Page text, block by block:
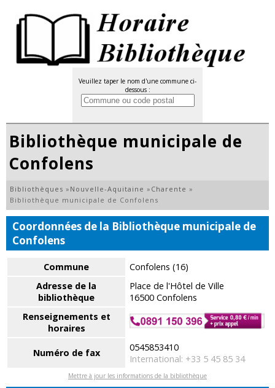
Veuillez taper le nom d'une commune ci-
dessous :
Bibliothèque municipale de
Confolens
Bibliothèques » Nouvelle-Aquitaine » Charente »
Bibliothèque municipale de Confolens
Coordonnées de la Bibliothèque municipale de
Confolens
Commune
Confolens (16)
Adresse de la
bibliothèque
Place de l'Hôtel de Ville
16500 Confolens
Renseignements et
horaires
Numéro de fax
0545853410
International: +33 5 45 85 34
Mettre à jour les informations de la bibliothèque